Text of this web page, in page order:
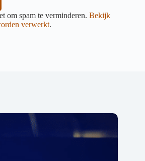
om spam te verminderen. Bekijk
verwerkt.